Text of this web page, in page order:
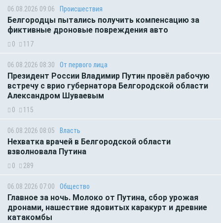
06.08.2026 09:06 Происшествия
Белгородцы пытались получить компенсацию за
фиктивные дроновые повреждения авто
0 117
06.08.2026 08:30 От первого лица
Президент России Владимир Путин провёл рабочую
встречу с врио губернатора Белгородской области
Александром Шуваевым
0 115
06.08.2026 08:05 Власть
Нехватка врачей в Белгородской области
взволновала Путина
0 289
06.08.2026 07:00 Общество
Главное за ночь. Молоко от Путина, сбор урожая
дронами, нашествие ядовитых каракурт и древние
катакомбы